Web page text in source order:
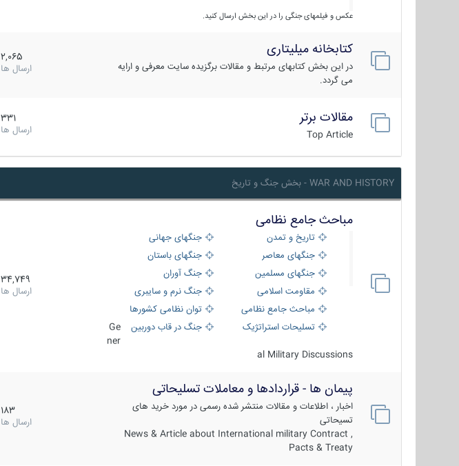
عکس و فیلمهای جنگی را در این بخش ارسال کنید.
کتابخانه میلیتاری
در این بخش کتابهای مرتبط و مقالات برگزیده سایت معرفی و ارایه
می گردد.
2,065
ارسال ها
مقالات برتر
Top Article
331
ارسال ها
WAR AND HISTORY - بخش جنگ و تاریخ
مباحث جامع نظامی
تاریخ و تمدن
جنگهای جهانی
جنگهای معاصر
جنگهای باستان
جنگهای مسلمین
جنگ آوران
مقاومت اسلامی
جنگ نرم و سایبری
مباحث جامع نظامی
توان نظامی کشورها
تسلیحات استراتژیک
جنگ در قاب دوربین
Ge
ner
al Military Discussions
34,749
ارسال ها
پیمان ها - قراردادها و معاملات تسلیحاتی
اخبار ، اطلاعات و مقالات منتشر شده رسمی در مورد خرید های
تسیحاتی
News & Article about International military Contract ,
Pacts & Treaty
183
ارسال ها